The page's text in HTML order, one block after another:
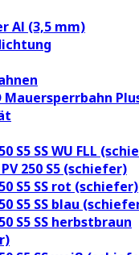
Al (3,5 mm)
Mauersperrbahn
S5 SS WU FLL
PV 250 S5 (schiefer)
S5 SS rot (schiefer)
S5 SS blau
S5 SS herbstbraun